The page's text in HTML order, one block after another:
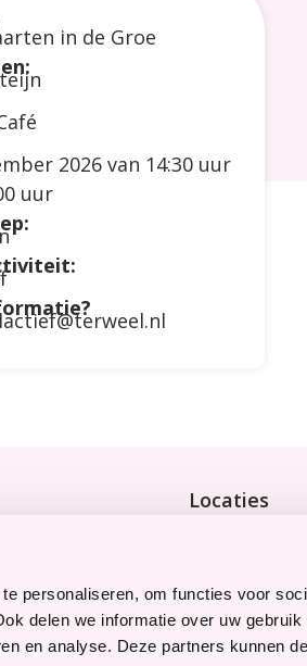
personaliseren, om functies voor
delen we informatie over uw gebruik
en analyse. Deze partners kunnen
in de Groe
2026 van 14:30 uur
uur
Locaties
Werken bij